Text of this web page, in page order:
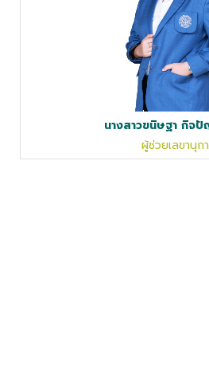
นางสาวขนิษฐา กิจ
ผู้ช่วยเลขานุก